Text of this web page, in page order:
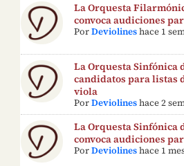
La Orquesta
convoca audiciones
PorDeviolines hace 1
La Orquesta Sinfónica
candidatos para listas
viola
PorDeviolines hace 2
La Orquesta Sinfónica
convoca audiciones
PorDeviolines hace 1